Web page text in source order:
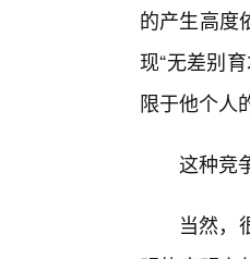
的产生高度
现“无差别
限于他个人
这种竞
当然，